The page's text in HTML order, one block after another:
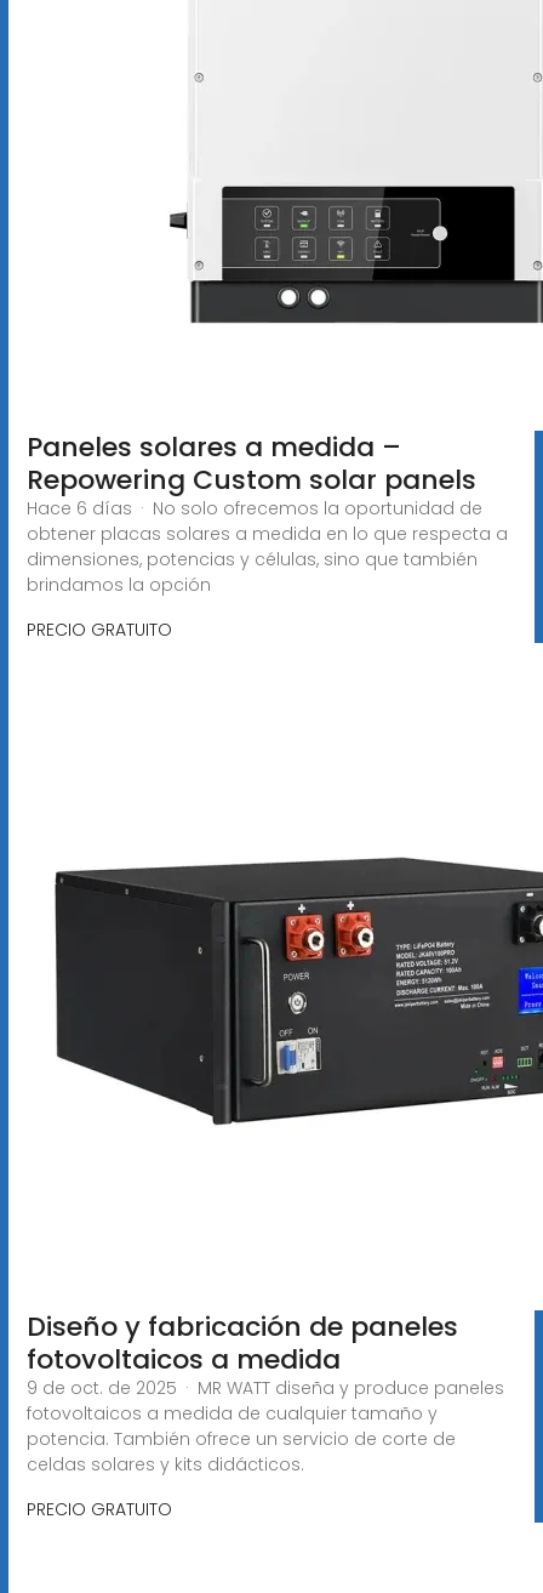
Paneles solares a medida –
Repowering Custom solar panels
Hace 6 días · No solo ofrecemos la oportunidad de
obtener placas solares a medida en lo que respecta a
dimensiones, potencias y células, sino que también
brindamos la opción
PRECIO GRATUITO
Diseño y fabricación de paneles
fotovoltaicos a medida
9 de oct. de 2025 · MR WATT diseña y produce paneles
fotovoltaicos a medida de cualquier tamaño y
potencia. También ofrece un servicio de corte de
celdas solares y kits didácticos.
PRECIO GRATUITO